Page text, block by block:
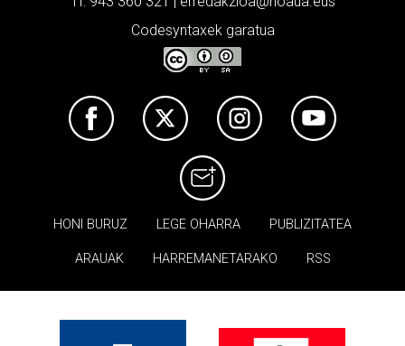
Codesyntaxek garatua
HONI BURUZ LEGE OHARRA PUBLIZITATEA
ARAUAK HARREMANETARAKO RSS